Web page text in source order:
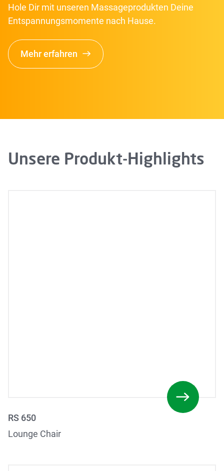
Hole Dir mit unseren Massageprodukten Deine
Entspannungsmomente nach Hause.
Mehr erfahren
Unsere Produkt-Highlights
RS 650
Lounge Chair